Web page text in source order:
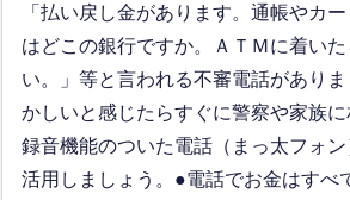
「払い戻し金があります。通帳やカ
はどこの銀行ですか。ＡＴＭに着いた
い。」等と言われる不審電話があり
かしいと感じたらすぐに警察や家族
録音機能のついた電話（まっ太フォ
活用しましょう。●電話でお金はすべ